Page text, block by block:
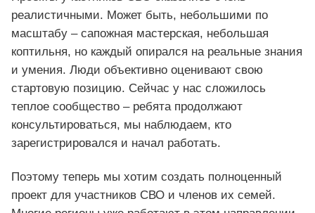
реалистичными. Может быть, небольшими по
масштабу – сапожная мастерская, небольшая
коптильня, но каждый опирался на реальные знания
и умения. Люди объективно оценивают свою
стартовую позицию. Сейчас у нас сложилось
теплое сообщество – ребята продолжают
консультироваться, мы наблюдаем, кто
зарегистрировался и начал работать.
Поэтому теперь мы хотим создать полноценный
проект для участников СВО и членов их семей.